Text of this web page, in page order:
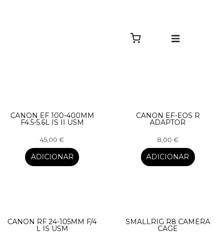
CANON EF 100-400MM
F4.5-5.6L IS II USM
45,00€
ADICIONAR
CANON EF-EOS R
ADAPTOR
8,00 €
ADICIONAR
CANON RF 24-105MM F/4
L IS USM
SMALLRIG R8 CAMERA
CAGE